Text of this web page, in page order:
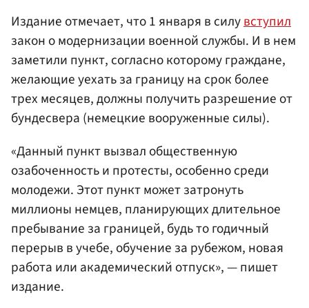
Издание отмечает, что 1 января в силувступил
закон о модернизации военной службы. И в нем
заметили пункт, согласно которому граждане,
желающие уехать за границу на срок более
трех месяцев, должны получить разрешение от
бундесвера (немецкие вооруженные силы).
«Данный пункт вызвал общественную
озабоченность и протесты, особенно среди
молодежи. Этот пункт может затронуть
миллионы немцев, планирующих длительное
пребывание за границей, будь то годичный
перерыв в учебе, обучение за рубежом, новая
работа или академический отпуск», — пишет
издание.